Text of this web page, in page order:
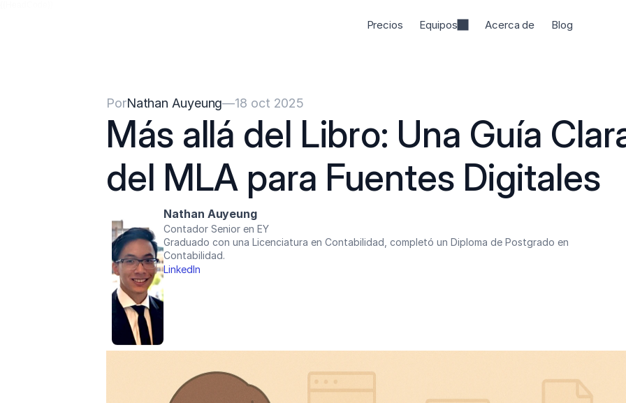
Precios Equipos Acerca de Blog
PorNathan Auyeung—18 oct 2025
Más allá del Libro: Una Guía
del MLA para Fuentes Digitales
Nathan Auyeung
Contador Senior en EY
Graduado con una Licenciatura en Contabilidad, completó un Diploma de Postgrado en
Contabilidad.
LinkedIn